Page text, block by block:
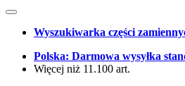
Wyszukiwarka części
Polska: Darmowa wysyłka
Więcej niż 11.100 art.